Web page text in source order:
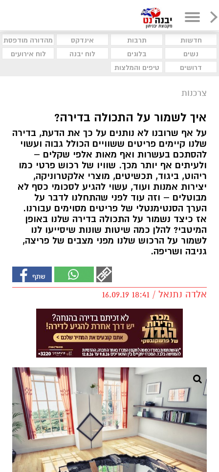
חדשות תרבות אינדקס
מהדורה מודפסת
נשים
בלוגים לוח יבנה
לוח אירועים
דרושים
טיפים והמלצות
צרכנות
איך לשמור על התכולה בדירה?
על אף שרובנו לא נותנים על כך את הדעת, בדירה
שלנו קיימים פריטים ששוויים הכולל גבוה ועשוי
להסתכם בעשרות ואף מאות אלפי שקלים –
ולעיתים אף יותר מכך. שוויו של רכוש פרטי כמו
ריהוט, ביגוד, תכשיטים, מוצרי אלקטרוניקה,
יצירות אמנות ועוד, עשוי להגיע לסכומי כסף לא
מבוטלים – וזה עוד לפני שהתחלנו לדבר על
הערך הסנטימנטלי של פריטים מסוימים עבורנו.
אז כיצד נשמור על התכולה בדירה שלנו באופן
המיטבי? להלן כמה שיטות שונות שיסייעו לנו
לשמור על הרכוש שלנו מפני מצבים של פריצה,
גניבה ושריפה.
אלדה נתנאל / 18:41 16.09.19